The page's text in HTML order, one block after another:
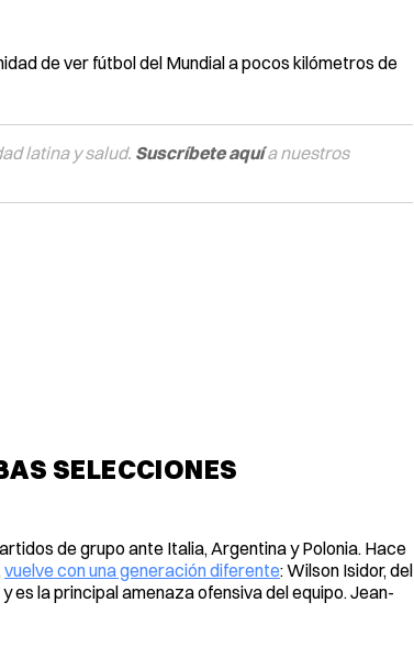
de ver fútbol del Mundial a pocos kilómetros de
latina y salud. Suscríbete aquía nuestros
SELECCIONES
de grupo ante Italia, Argentina y Polonia. Hace
vuelve con una generación diferente: Wilson Isidor, del
es la principal amenaza ofensiva del equipo. Jean-